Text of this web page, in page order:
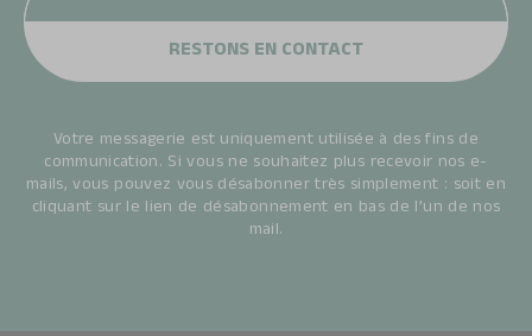
Votre messagerie est uniquement utilisée à des fins de
communication. Si vous ne souhaitez plus recevoir nos e-
mails, vous pouvez vous désabonner très simplement : soit en
cliquant sur le lien de désabonnement en bas de l’un de nos
mail.